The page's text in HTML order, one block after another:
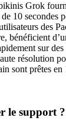
Grok
10 secondes
des
bénéficient
sur
résolution
sont prêtes en
le support ?